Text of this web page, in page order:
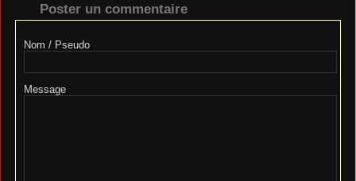
Poster un commentaire
Nom / Pseudo
Message